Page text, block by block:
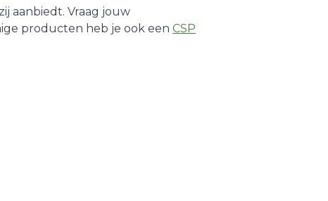
aanbiedt. Vraag jouw
producten heb je ook een CSP